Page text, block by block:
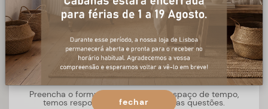
+ informações
Preencha o formulário, e num curto espaço de tempo,
temos respostas para todas as suas questões.
fechar